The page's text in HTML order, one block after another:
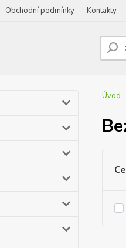
Obchodní podmínky Kontakty
Úvod